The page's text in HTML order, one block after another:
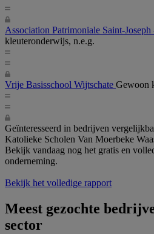
Association Patrimoniale Saint-
kleuteronderwijs, n.e.g.
Vrije Basisschool Wijtschate Gewoon
Geïnteresseerd in bedrijven
Katolieke Scholen Van Moerbeke
Bekijk vandaag nog het gratis en
onderneming.
Bekijk het volledige rapport
Meest gezochte
sector